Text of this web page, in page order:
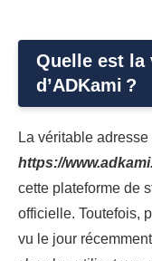
Quelle est la
d’ADKami ?
La véritable
https://
cette plateforme de
officielle. Toutefois,
vu le jour